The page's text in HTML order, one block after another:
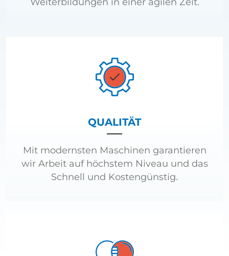
Weiterbildungen in einer agilen Zeit.
QUALITÄT
Mit modernsten Maschinen garantieren
wir Arbeit auf höchstem Niveau und das
Schnell und Kostengünstig.